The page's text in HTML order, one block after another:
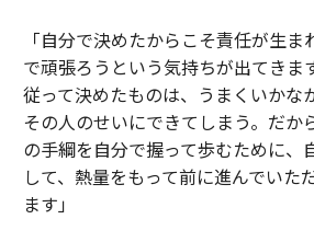
「自分で決めたからこそ責任が生
で頑張ろうという気持ちが出てきま
従って決めたものは、うまくいかな
その人のせいにできてしまう。だか
の手綱を自分で握って歩むために、
して、熱量をもって前に進んでいた
ます」